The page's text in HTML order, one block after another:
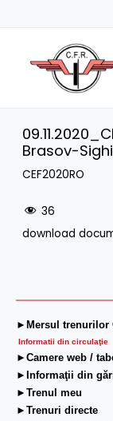
►Mersul trenurilor
Informatii din circulaţie
►Camere web /
►Informaţii din
►Trenul meu
►Trenuri directe
Brasov-
CEF2020RO
36
download